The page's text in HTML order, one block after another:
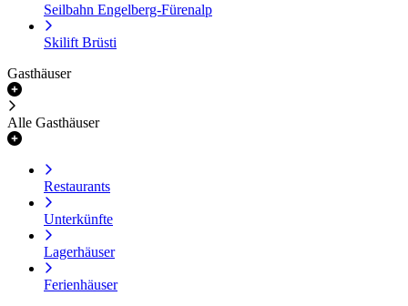
Seilbahn Engelberg-Fürenalp
Skilift Brüsti
Gasthäuser
Alle Gasthäuser
Restaurants
Unterkünfte
Lagerhäuser
Ferienhäuser